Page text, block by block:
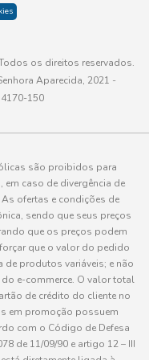
os direitos reservados.
Aparecida, 2021 -
150
são proibidos para
em caso de divergência de
ofertas e condições de
sendo que seus preços
que os preços podem
que o valor do pedido
produtos variáveis; e não
e-commerce. O valor total
de crédito do cliente no
em promoção possuem
com o Código de Defesa
de 11/09/90 e artigo 12 – III